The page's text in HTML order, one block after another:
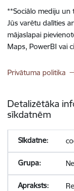
**Sociālo mediju un
Jūs varētu dalīties
mājaslapai
Maps, PowerBI vai
Privātuma politika
Detalizētāka
sīkdatnēm